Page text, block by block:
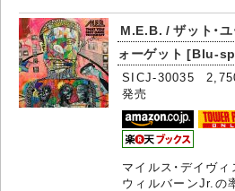
M.E.B. / ザット・ユ
ォーゲット [Blu-
SICJ-30035 2,750
発売
マイルス・デイヴ
ウィルバーンJr.の